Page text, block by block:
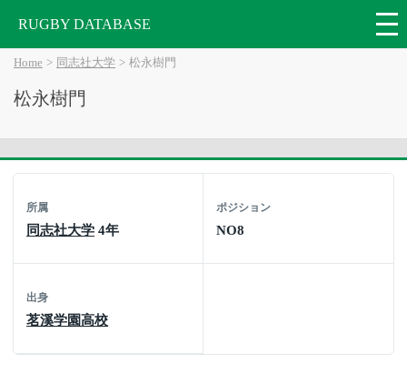
RUGBY DATABASE
Home 同志社大学 松永樹門
松永樹門
所属
同志社大学 4年
ポジション
NO8
出身
茗溪学園高校